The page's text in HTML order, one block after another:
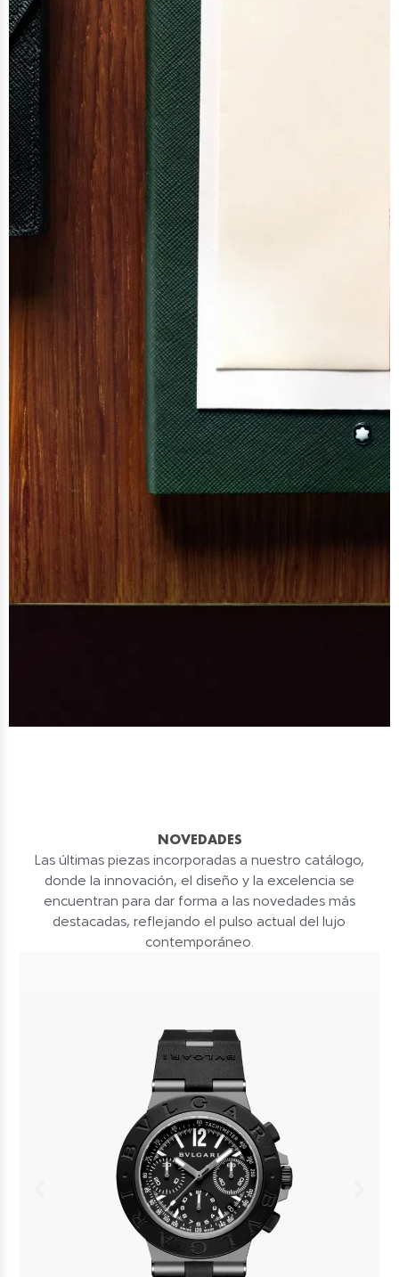
NOVEDADES
Las últimas piezas incorporadas a nuestro catálogo,
donde la innovación, el diseño y la excelencia se
encuentran para dar forma a las novedades más
destacadas, reflejando el pulso actual del lujo
contemporáneo.